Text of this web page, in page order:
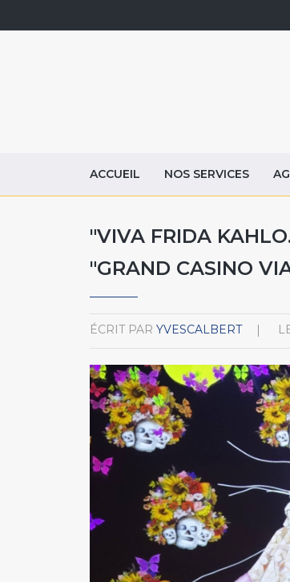
ACCUEIL NOS SERVICES
"VIVA FRIDA
"GRAND CASINO
ÉCRIT PAR YVESCALBERT